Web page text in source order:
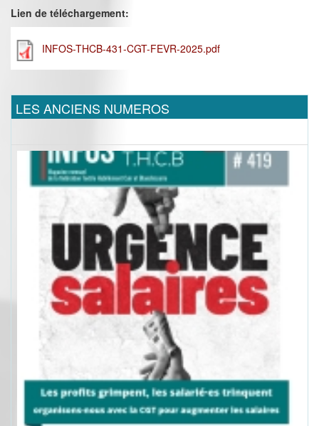
Lien de téléchargement:
INFOS-THCB-431-CGT-FEVR-2025.pdf
LES ANCIENS NUMEROS